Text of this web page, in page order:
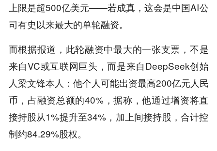
上限是超500亿美元——若成真，这会是中国AI公
司有史以来最大的单轮融资。
而根据报道，此轮融资中最大的一张支票，不是
来自VC或互联网巨头，而是来自DeepSeek创始
人梁文锋本人：他个人可能出资最高200亿元人民
币，占融资总额的40%，据称，他通过增资将直
接持股从1%提升至34%，加上间接持股，合计控
制约84.29%股权。